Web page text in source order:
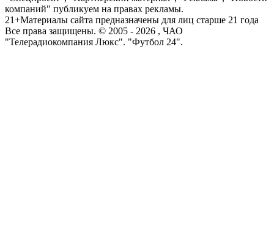
компаний" публикуем на правах рекламы.
21+Материалы сайта предназначены для лиц старше 21 года
Все права защищены. © 2005 - 2026 , ЧАО
"Телерадиокомпания Люкс". "Футбол 24".